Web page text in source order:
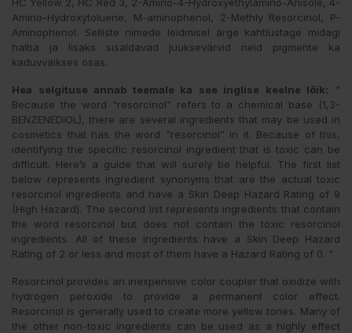
Amino-Hydroxytoluene, M-aminophenol, 2-Methly Resorcinol, P-
Aminophenol. Selliste nimede leidmisel ärge kahtlustage midagi
halba ja lisaks sisaldavad juuksevärvid neid pigmente ka
kaduvväikses osas.
Hea selgituse annab teemale ka see inglise keelne lõik: "
Because the word “resorcinol” refers to a chemical base (1,3-
BENZENEDIOL), there are several ingredients that may be used in
cosmetics that has the word “resorcinol” in it. Because of this,
identifying the specific resorcinol ingredient that is toxic can be
difficult. Here’s a guide that will surely be helpful. The first list
below represents ingredient synonyms that are the actual toxic
resorcinol ingredients and have a Skin Deep Hazard Rating of 9
(High Hazard). The second list represents ingredients that contain
the word resorcinol but does not contain the toxic resorcinol
ingredients. All of these ingredients have a Skin Deep Hazard
Rating of 2 or less and most of them have a Hazard Rating of 0. "
Resorcinol provides an inexpensive color coupler that oxidize with
hydrogen peroxide to provide a permanent color effect.
Resorcinol is generally used to create more yellow tones. Many of
the other non-toxic ingredients can be used as a highly effect